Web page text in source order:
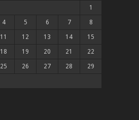
1
4 5 6 7 8
11 12 13 14 15
18 19 20 21 22
25 26 27 28 29